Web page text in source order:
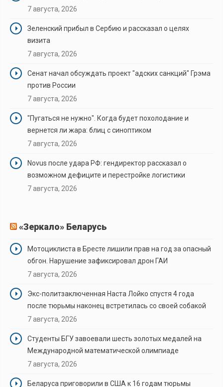
7 августа, 2026
Зеленский прибыл в Сербию и рассказал о целях
визита
7 августа, 2026
Сенат начал обсуждать проект "адских санкций" Грэма
против России
7 августа, 2026
"Пугаться не нужно". Когда будет похолодание и
вернется ли жара: блиц с синоптиком
7 августа, 2026
Novus после удара РФ: гендиректор рассказал о
возможном дефиците и перестройке логистики
7 августа, 2026
«Зеркало» Беларусь
Мотоциклиста в Бресте лишили прав на год за опасный
обгон. Нарушение зафиксировал дрон ГАИ
7 августа, 2026
Экс-политзаключенная Наста Лойко спустя 4 года
после тюрьмы наконец встретилась со своей собакой
7 августа, 2026
Студенты БГУ завоевали шесть золотых медалей на
Международной математической олимпиаде
7 августа, 2026
Беларуса приговорили в США к 16 годам тюрьмы